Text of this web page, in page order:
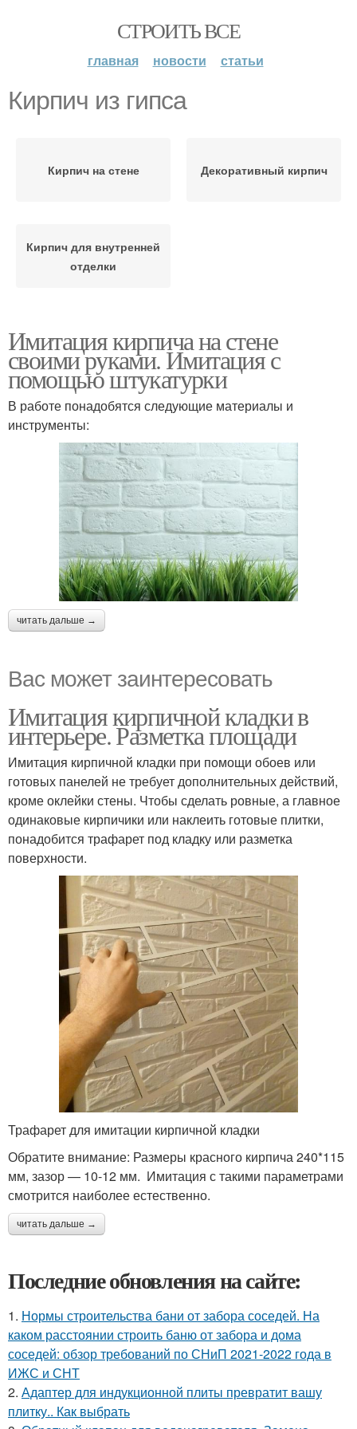
СТРОИТЬ ВСЕ
главная новости статьи
Кирпич из гипса
Кирпич на стене Декоративный кирпич
Кирпич для внутренней
отделки
Имитация кирпича на стене
своими руками. Имитация с
помощью штукатурки
В работе понадобятся следующие материалы и
инструменты:
читать дальше →
Вас может заинтересовать
Имитация кирпичной кладки в
интерьере. Разметка площади
Имитация кирпичной кладки при помощи обоев или
готовых панелей не требует дополнительных действий,
кроме оклейки стены. Чтобы сделать ровные, а главное
одинаковые кирпичики или наклеить готовые плитки,
понадобится трафарет под кладку или разметка
поверхности.
Трафарет для имитации кирпичной кладки
Обратите внимание: Размеры красного кирпича 240*115
мм, зазор — 10-12 мм. Имитация с такими параметрами
смотрится наиболее естественно.
читать дальше →
Последние обновления на сайте:
1. Нормы строительства бани от забора соседей. На
каком расстоянии строить баню от забора и дома
соседей: обзор требований по СНиП 2021-2022 года в
ИЖС и СНТ
2. Адаптер для индукционной плиты превратит вашу
плитку.. Как выбрать